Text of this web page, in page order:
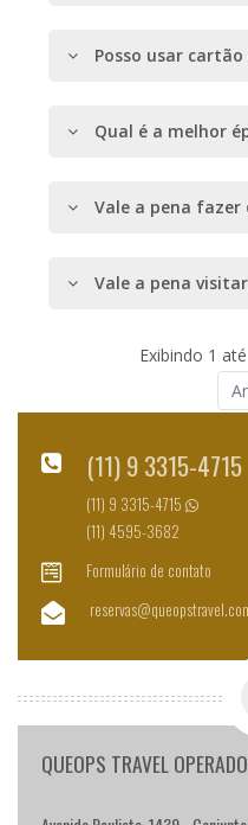
Posso usar
Qual é a melhor
Vale a pena fazer
Vale a pena
Exibindo 1
(11) 9 3315-4715
(11) 9 3315-4715
(11) 4595-3682
Formulário de contato
QUEOPS TRAVEL